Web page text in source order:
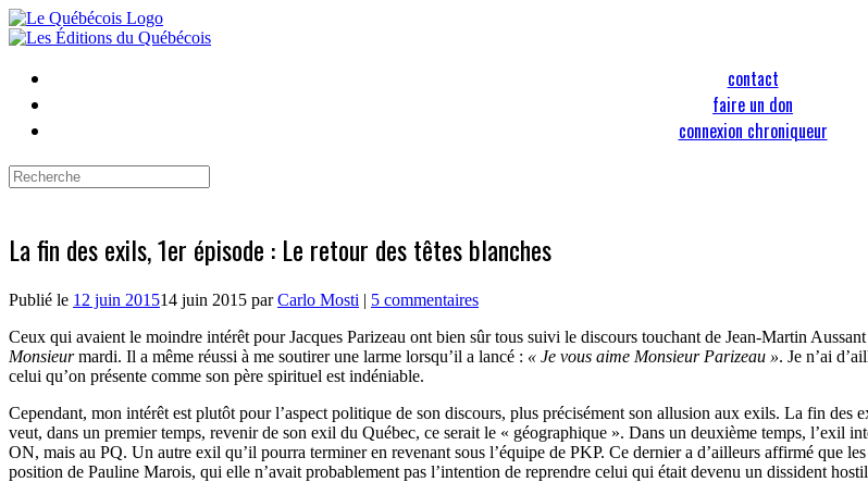
Skip
to
contact
faire un don
connexion chroniqueur
Search
La fin des exils, 1er épisode : Le retour des têtes blanches
Publié le 12 juin 201514 juin 2015 parCarlo Mosti | 5 commentaires
Ceux qui avaient le moindre intérêt pour Jacques Parizeau ont bien sûr tous suivi le discours touchant de Jean-Martin
Monsieurmardi. Il a même réussi à me soutirer une larme lorsqu’il a lancé : « Je vous aime Monsieur Parizeau ». Je n’ai
celui qu’on présente comme son père spirituel est indéniable.
Cependant, mon intérêt est plutôt pour l’aspect politique de son discours, plus précisément son allusion aux exils. La fin des
veut, dans un premier temps, revenir de son exil du Québec, ce serait le « géographique ». Dans un deuxième temps, l’exil
ON, mais au PQ. Un autre exil qu’il pourra terminer en revenant sous l’équipe de PKP. Ce dernier a d’ailleurs affirmé que
position de Pauline Marois, qui elle n’avait probablement pas l’intention de reprendre celui qui était devenu un dissident